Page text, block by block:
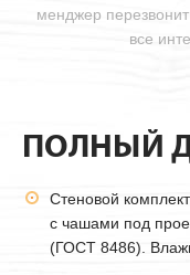
менджер
все
ПОЛНЫЙ
Стеновой
с чашами под
(ГОСТ 8486).